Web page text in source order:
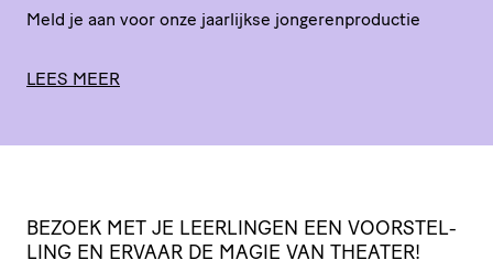
Meld je aan voor onze jaarlijkse jongerenproductie
LEES MEER
BEZOEK MET JE LEERLINGEN EEN VOOR­STEL­
LING EN ERVAAR DE MAGIE VAN THEATER!